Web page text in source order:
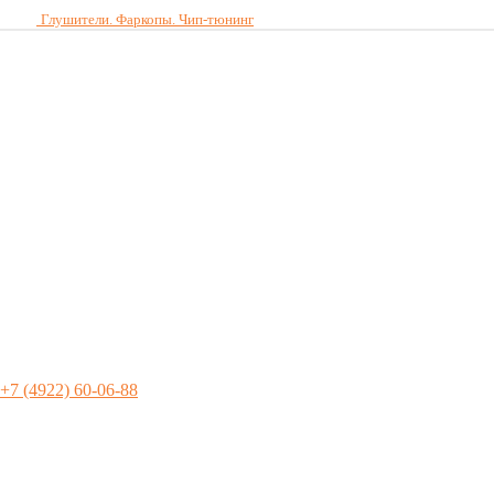
Глушители. Фаркопы. Чип-тюнинг
+7 (4922) 60-06-88